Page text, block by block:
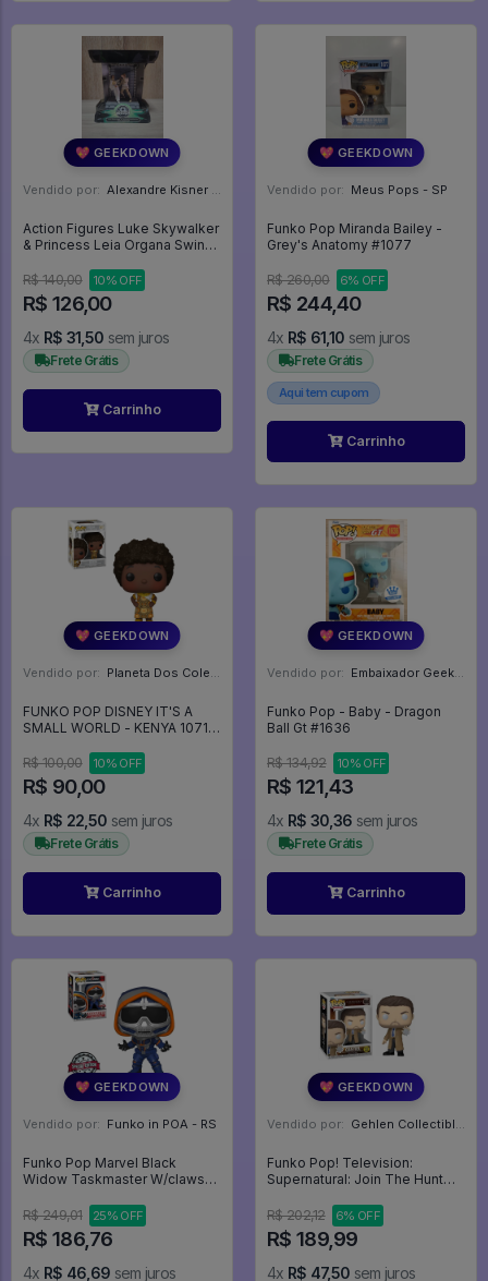
💖 GEEKDOWN
Vendido por: Alexandre Kisner - PR
Action Figures Luke Skywalker
& Princess Leia Organa Swing
1977-2002 - Star Wars
R$ 140,00 10% OFF
R$ 126,00
4x R$ 31,50 sem juros
Frete Grátis
Carrinho
💖 GEEKDOWN
Vendido por: Meus Pops - SP
Funko Pop Miranda Bailey -
Grey's Anatomy #1077
R$ 260,00 6% OFF
R$ 244,40
4x R$ 61,10 sem juros
Frete Grátis
Aqui tem cupom
Carrinho
💖 GEEKDOWN
Vendido por: Planeta Dos Colecionaveis - SP
FUNKO POP DISNEY IT'S A
SMALL WORLD - KENYA 1071 -
R$ 100,00
10% OFF
R$ 90,00
4x R$ 22,50 sem juros
Frete Grátis
Carrinho
💖 GEEKDOWN
Vendido por: Embaixador Geek - SP
Funko Pop - Baby - Dragon
Ball Gt #1636
R$ 134,92 10% OFF
R$ 121,43
4x R$ 30,36 sem juros
Frete Grátis
Carrinho
💖 GEEKDOWN
Vendido por: Funko in POA - RS
Funko Pop Marvel Black
Widow Taskmaster W/claws
Treinador - Marvel #610
R$ 249,01 25% OFF
R$ 186,76
4x R$ 46,69 sem juros
💖 GEEKDOWN
Vendido por: Gehlen Collectibles - RS
Funko Pop! Television:
Supernatural: Join The Hunt
- Supernatural - Join The Hunt
#1840
R$ 202,12 6% OFF
R$ 189,99
4x R$ 47,50 sem juros